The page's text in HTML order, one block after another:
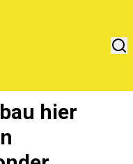
hier